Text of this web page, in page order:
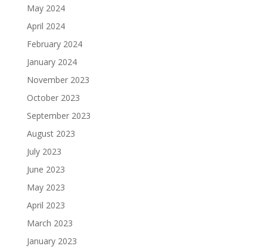
May 2024
April 2024
February 2024
January 2024
November 2023
October 2023
September 2023
August 2023
July 2023
June 2023
May 2023
April 2023
March 2023
January 2023